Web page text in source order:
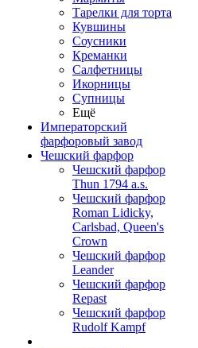
Тарелки для торта
Кувшины
Соусники
Креманки
Салфетницы
Икорницы
Супницы
Ещё
Императорский
фарфоровый завод
Чешский фарфор
Чешский фарфор
Thun 1794 a.s.
Чешский фарфор
Roman Lidicky,
Carlsbad, Queen's
Crown
Чешский фарфор
Leander
Чешский фарфор
Repast
Чешский фарфор
Rudolf Kampf